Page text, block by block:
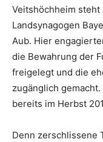
Veitshöchheim
Landsynagogen
Aub. Hier
die Bewahrung der
freigelegt und die
zugänglich
bereits im Herbst
Denn zerschlissene